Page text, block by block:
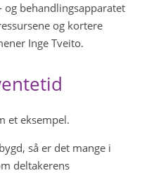
behandlingsapparatet
og kortere
Inge Tveito.
et eksempel.
så er det mange i
deltakerens